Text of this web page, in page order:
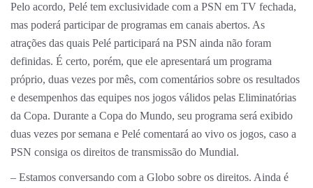
Pelo acordo, Pelé tem exclusividade com a PSN em TV fechada,
mas poderá participar de programas em canais abertos. As
atrações das quais Pelé participará na PSN ainda não foram
definidas. É certo, porém, que ele apresentará um programa
próprio, duas vezes por mês, com comentários sobre os resultados
e desempenhos das equipes nos jogos válidos pelas Eliminatórias
da Copa. Durante a Copa do Mundo, seu programa será exibido
duas vezes por semana e Pelé comentará ao vivo os jogos, caso a
PSN consiga os direitos de transmissão do Mundial.
– Estamos conversando com a Globo sobre os direitos. Ainda é